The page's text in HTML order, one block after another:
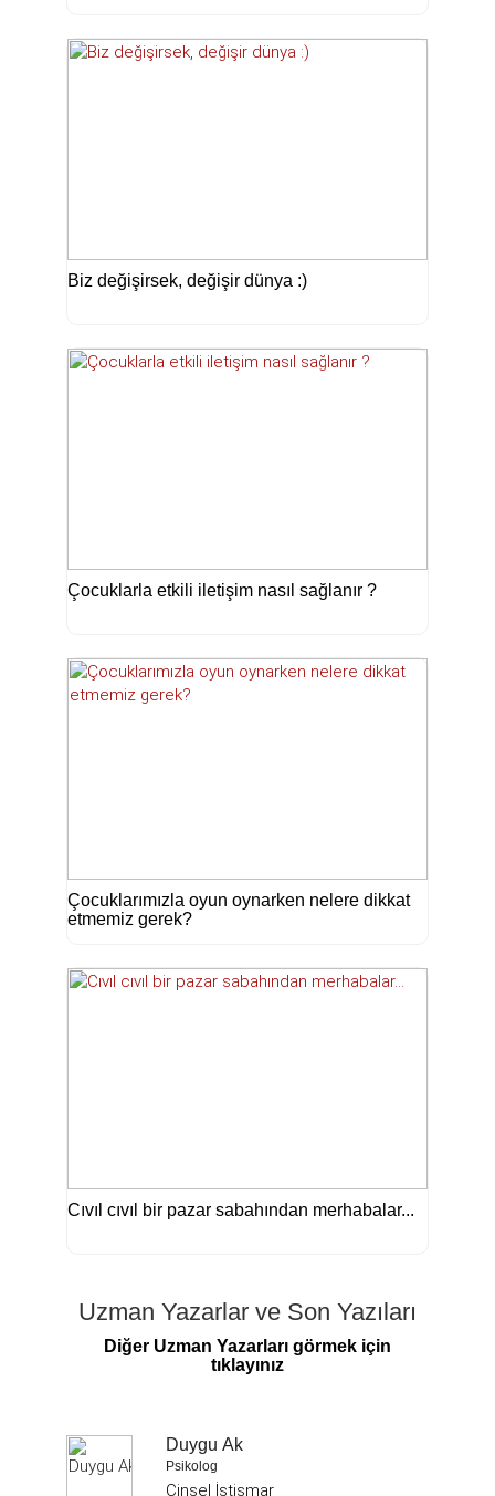
Biz değişirsek, değişir dünya :)
Çocuklarla etkili iletişim nasıl sağlanır ?
Çocuklarımızla oyun oynarken nelere dikkat
etmemiz gerek?
Cıvıl cıvıl bir pazar sabahından merhabalar...
Uzman Yazarlar ve Son Yazıları
Diğer Uzman Yazarları görmek için
tıklayınız
Duygu Ak
Psikolog
Cinsel İstismar